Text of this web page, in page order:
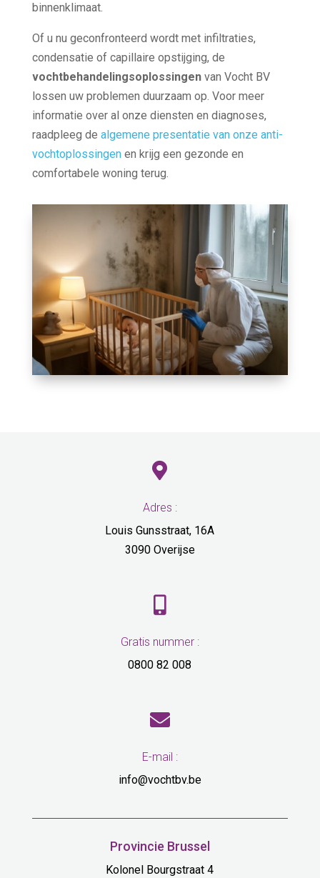
binnenklimaat.
Of u nu geconfronteerd wordt met infiltraties,
condensatie of capillaire opstijging, de
vochtbehandelingsoplossingenvan Vocht BV
lossen uw problemen duurzaam op. Voor meer
informatie over al onze diensten en diagnoses,
raadpleeg de algemene presentatie van onze anti-
vochtoplossingenen krijg een gezonde en
comfortabele woning terug.

Adres :
Louis Gunsstraat, 16A
3090 Overijse

Gratis nummer :
0800 82 008

E-mail :
info@vochtbv.be
Provincie Brussel
Kolonel Bourgstraat 4